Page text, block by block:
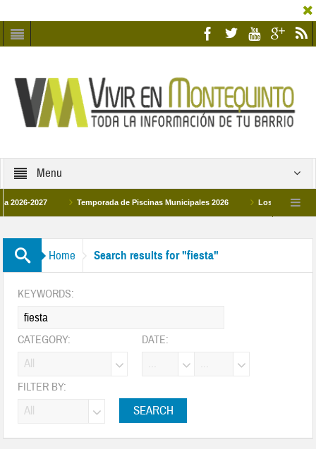
Menu
2027 Temporada de Piscinas Municipales 2026 Los Campus de
Home Search results for "fiesta"
KEYWORDS:
CATEGORY: DATE:
FILTER BY: